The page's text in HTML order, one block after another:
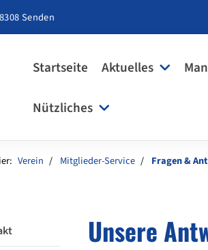
Senden
Startseite Aktuelles
Nützliches
Verein Mitglieder-Service Fragen &
Unsere